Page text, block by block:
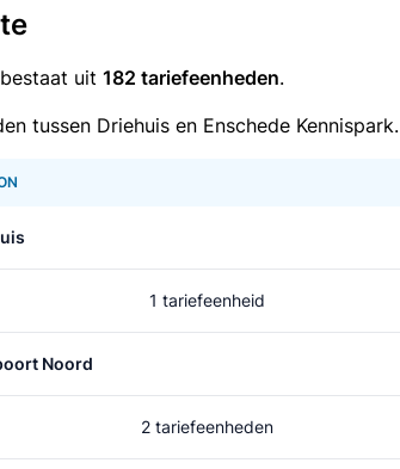
uit 182 tariefeenheden.
tussen Driehuis en Enschede Kennispark.
1 tariefeenheid
Noord
2 tariefeenheden